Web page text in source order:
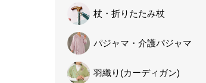
杖・ 折りたたみ杖
パジャマ・ 介護パジャマ
羽織り (カーディガン)